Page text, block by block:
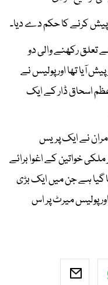
تعلق رکھنے والی دو
اغوا کا واقعہ 29 جون کو پیش آیا تھا اور پولیس نے
اسحاق ڈار کے ایک
نے ایک پریس
خواتین کے اغوا برائے
گیا ہے جن میں ایک بڑی
پولیس میرٹ پر اس